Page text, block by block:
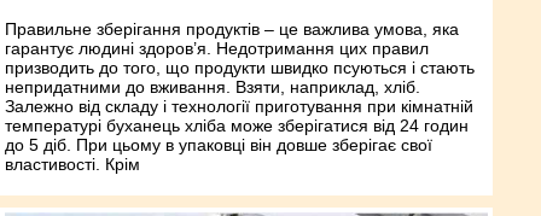
Правильне зберігання продуктів – це важлива умова, яка
гарантує людині здоров’я. Недотримання цих правил
призводить до того, що продукти швидко псуються і стають
непридатними до вживання. Взяти, наприклад, хліб.
Залежно від складу і технології приготування при кімнатній
температурі буханець хліба може зберігатися від 24 годин
до 5 діб. При цьому в упаковці він довше зберігає свої
властивості. Крім